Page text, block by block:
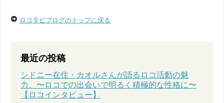
ロコタビブログのトップに戻る
最近の投稿
シドニー在住・カオルさんが語るロコ活動の魅
力。〜ロコでの出会いで明るく積極的な性格に〜
【ロコインタビュー】